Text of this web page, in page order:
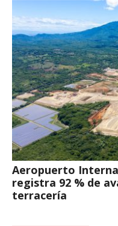
Aeropuerto
registra 92 % de
terracería